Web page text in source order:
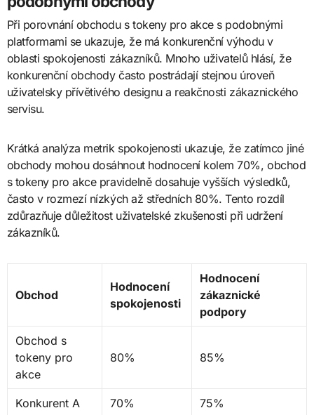
Při porovnání obchodu s tokeny pro akce s podobnými
platformami se ukazuje, že má konkurenční výhodu v
oblasti spokojenosti zákazníků. Mnoho uživatelů hlásí, že
konkurenční obchody často postrádají stejnou úroveň
uživatelsky přívětivého designu a reakčnosti zákaznického
servisu.
Krátká analýza metrik spokojenosti ukazuje, že zatímco jiné
obchody mohou dosáhnout hodnocení kolem 70%, obchod
s tokeny pro akce pravidelně dosahuje vyšších výsledků,
často v rozmezí nízkých až středních 80%. Tento rozdíl
zdůrazňuje důležitost uživatelské zkušenosti při udržení
zákazníků.
Obchod
Hodnocení
spokojenosti
Hodnocení
zákaznické
podpory
Obchod s
tokeny pro
akce
80% 85%
Konkurent A 70% 75%